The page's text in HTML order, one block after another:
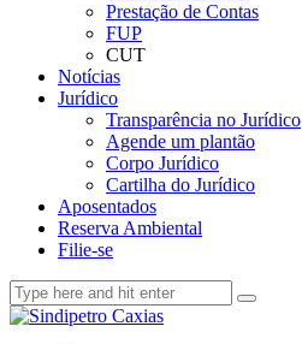
Prestação de Contas
FUP
CUT
Notícias
Jurídico
Transparência no Jurídico
Agende um plantão
Corpo Jurídico
Cartilha do Jurídico
Aposentados
Reserva Ambiental
Filie-se